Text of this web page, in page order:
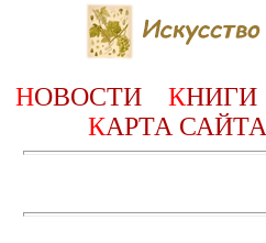
НОВОСТИ КНИГИ
КАРТА САЙТА